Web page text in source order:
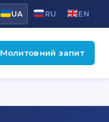
UA RU EN
Молитовний запит